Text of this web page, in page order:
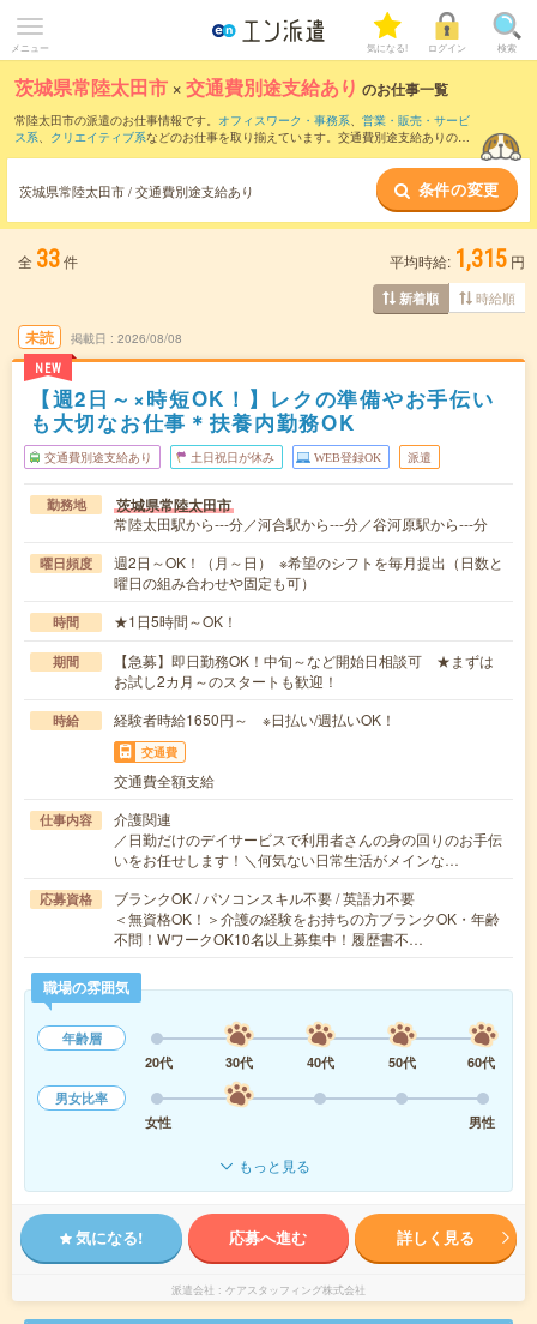
メニュー 気になる! ログイン 検索
茨城県常陸太田市 ×交通費別途支給あり のお仕事一覧
常陸太田市の派遣のお仕事情報です。 オフィスワーク・事務系、 営業・販売・サービ
ス系、 クリエイティブ系などのお仕事を取り揃えています。交通費別途支給ありの条
茨城県常陸太田市 / 交通費別途支給あり 条件の変更
全 33件 平均時給: 1,315 円
新着順 時給順
未読
NEW
掲載日 2026/08/08
【週2日～×時短OK！】レクの準備やお手伝い
も大切なお仕事＊扶養内勤務OK
交通費別途支給あり 土日祝日が休み WEB登録OK 派遣
勤務地 茨城県常陸太田市
常陸太田駅から---分／河合駅から---分／谷河原駅から---分
曜日頻度
週2日～OK！（月～日） ※希望のシフトを毎月提出（日数と
曜日の組み合わせや固定も可）
時間 ★1日5時間～OK！
期間
【急募】即日勤務OK！中旬～など開始日相談可 ★まずは
お試し2カ月～のスタートも歓迎！
時給 経験者時給1650円～ ※日払い/週払いOK！
交通費
交通費全額支給
仕事内容
介護関連
／日勤だけのデイサービスで利用者さんの身の回りのお手伝
いをお任せします！＼何気ない日常生活がメインな…
応募資格
ブランクOK / パソコンスキル不要 / 英語力不要
＜無資格OK！＞介護の経験をお持ちの方ブランクOK・年齢
不問！WワークOK10名以上募集中！履歴書不…
職場の雰囲気
年齢層
20代
30代 40代 50代
60代
男女比率
女性
男性
もっと見る
気になる! 応募へ進む 詳しく見る
派遣会社 ケアスタッフィング株式会社